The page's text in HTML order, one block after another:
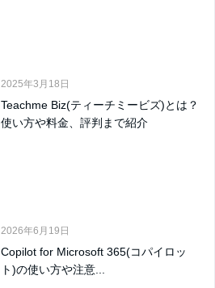
2025年3月18日
Teachme Biz(ティーチミービズ)とは？
使い方や料金、評判まで紹介
2026年6月19日
Copilot for Microsoft 365(コパイロッ
ト)の使い方や注意...